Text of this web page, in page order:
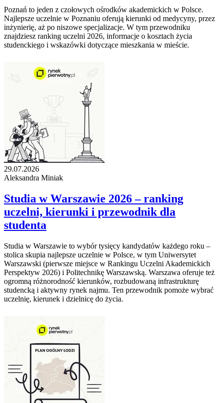
Poznań to jeden z czołowych ośrodków akademickich w Polsce.
Najlepsze uczelnie w Poznaniu oferują kierunki od medycyny, przez
inżynierię, aż po niszowe specjalizacje. W tym przewodniku
znajdziesz ranking uczelni 2026, informacje o kosztach życia
studenckiego i wskazówki dotyczące mieszkania w mieście.
29.07.2026
Aleksandra Miniak
Studia w Warszawie 2026 – ranking
uczelni, kierunki i przewodnik dla
studenta
Studia w Warszawie to wybór tysięcy kandydatów każdego roku –
stolica skupia najlepsze uczelnie w Polsce, w tym Uniwersytet
Warszawski (pierwsze miejsce w Rankingu Uczelni Akademickich
Perspektyw 2026) i Politechnikę Warszawską. Warszawa oferuje też
ogromną różnorodność kierunków, rozbudowaną infrastrukturę
studencką i aktywny rynek najmu. Ten przewodnik pomoże wybrać
uczelnię, kierunek i dzielnicę do życia.